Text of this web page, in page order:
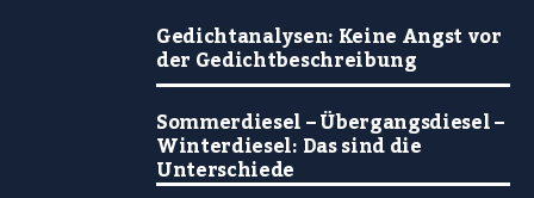
Gedichtanalysen: Keine Angst vor
der Gedichtbeschreibung
Sommerdiesel – Übergangsdiesel –
Winterdiesel: Das sind die
Unterschiede